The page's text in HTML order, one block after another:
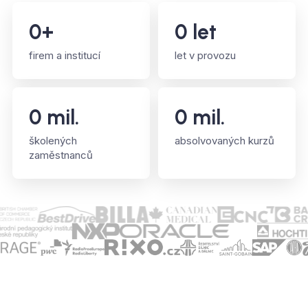
0+
firem a institucí
0 let
let v provozu
0 mil.
školených
zaměstnanců
0 mil.
absolvovaných kurzů